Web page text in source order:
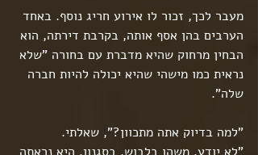
מעבר לכך, זכור לו אירוע חריג נוסף. באחד
הערבים בהן אסף אותה, בקרבת דירתה, הוא
הבחין מרחוק שהיא מדברת עם בחורה "שלא
נראית כמו מישהי שהיא יכולה להיות חברה
שלה".
"למה בדיוק אתה מתכוון?", שאלתי.